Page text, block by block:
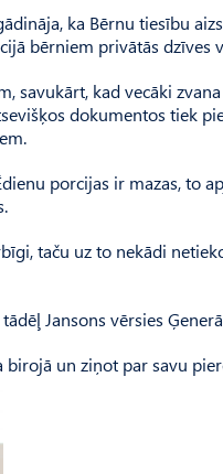
ka Bērnu tiesību
bērniem privātās dzīves
savukārt, kad vecāki
dokumentos tiek
porcijas ir mazas, to
taču uz to nekādi
Jansons vērsies
birojā un ziņot par savu